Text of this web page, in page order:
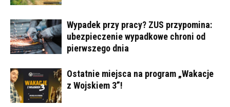
Wypadek przy pracy? ZUS przypomina:
ubezpieczenie wypadkowe chroni od
pierwszego dnia
Ostatnie miejsca na program „Wakacje
z Wojskiem 3”!